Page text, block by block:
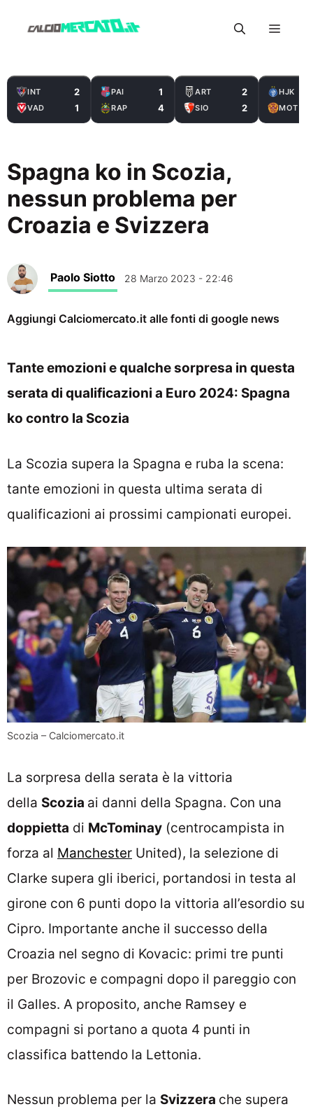
Menu
INT 2
VAD 1
PAI 1
RAP 4
ART 2
SIO 2
HJK
MOT
Spagna ko in Scozia,
nessun problema per
Croazia e Svizzera
Paolo Siotto 28 Marzo 2023 - 22:46
Aggiungi Calciomercato.it alle fonti di google news
Tante emozioni e qualche sorpresa in questa
serata di qualificazioni a Euro 2024: Spagna
ko contro la Scozia
La Scozia supera la Spagna e ruba la scena:
tante emozioni in questa ultima serata di
qualificazioni ai prossimi campionati europei.
Scozia – Calciomercato.it
La sorpresa della serata è la vittoria
della Scozia ai danni della Spagna. Con una
doppietta di McTominay (centrocampista in
forza al Manchester United), la selezione di
Clarke supera gli iberici, portandosi in testa al
girone con 6 punti dopo la vittoria all’esordio su
Cipro. Importante anche il successo della
Croazia nel segno di Kovacic: primi tre punti
per Brozovic e compagni dopo il pareggio con
il Galles. A proposito, anche Ramsey e
compagni si portano a quota 4 punti in
classifica battendo la Lettonia.
Nessun problema per la Svizzera che supera